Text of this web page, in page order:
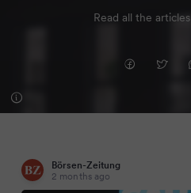
Read all the
Börsen-Zeitung
2 months ago